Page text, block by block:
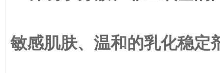
敏感肌肤、温和的乳化稳定